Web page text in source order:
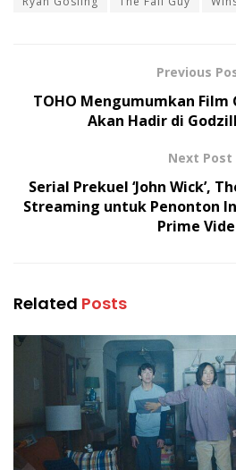
Previous
TOHO Mengumumkan Film
Akan Hadir di
Next Post
Serial Prekuel ‘John Wick’,
Streaming untuk Penonton
Prime
Related Posts